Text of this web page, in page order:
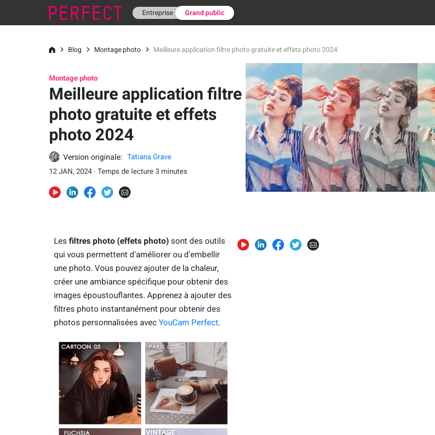
Entreprise Grand public
Blog Montage photo Meilleure application filtre photo gratuite et effets photo 2024
Montage photo
Meilleure application filtre
photo gratuite et effets
photo 2024
Version originale:
Tatiana Grave
12 JAN, 2024 · Temps de lecture 3 minutes
Les filtres photo (effets photo) sont des outils
qui vous permettent d'améliorer ou d'embellir
une photo. Vous pouvez ajouter de la chaleur,
créer une ambiance spécifique pour obtenir des
images époustouflantes. Apprenez à ajouter des
filtres photo instantanément pour obtenir des
photos personnalisées avec YouCam Perfect.